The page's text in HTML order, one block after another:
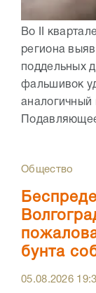
Во II
региона
поддельных
фальшивок
аналогичный
Общество
бунта
05.08.2026